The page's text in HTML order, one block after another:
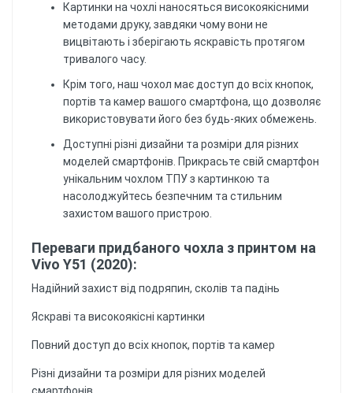
Картинки на чохлі наносяться високоякісними
методами друку, завдяки чому вони не
вицвітають і зберігають яскравість протягом
тривалого часу.
Крім того, наш чохол має доступ до всіх кнопок,
портів та камер вашого смартфона, що дозволяє
використовувати його без будь-яких обмежень.
Доступні різні дизайни та розміри для різних
моделей смартфонів. Прикрасьте свій смартфон
унікальним чохлом ТПУ з картинкою та
насолоджуйтесь безпечним та стильним
захистом вашого пристрою.
Переваги придбаного чохла з принтом на
Vivo Y51 (2020):
Надійний захист від подряпин, сколів та падінь
Яскраві та високоякісні картинки
Повний доступ до всіх кнопок, портів та камер
Різні дизайни та розміри для різних моделей